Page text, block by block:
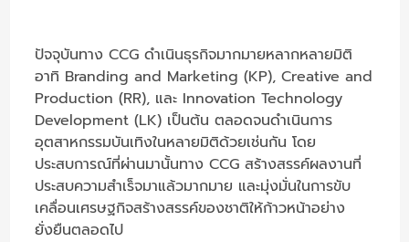
ปัจจุบันทาง CCG ดำเนินธุรกิจมากมายหลากหลายมิติ
อาทิ Branding and Marketing (KP), Creative and
Production (RR), และ Innovation Technology
Development (LK) เป็นต้น ตลอดจนดำเนินการ
อุตสาหกรรมบันเทิงในหลายมิติด้วยเช่นกัน โดย
ประสบการณ์ที่ผ่านมานั้นทาง CCG สร้างสรรค์ผลงานที่
ประสบความสำเร็จมาแล้วมากมาย และมุ่งมั่นในการขับ
เคลื่อนเศรษฐกิจสร้างสรรค์ของชาติให้ก้าวหน้าอย่าง
ยั่งยืนตลอดไป